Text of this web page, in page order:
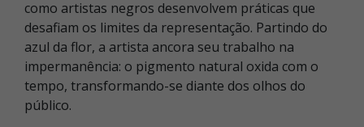
como artistas negros desenvolvem práticas que
desafiam os limites da representação. Partindo do
azul da flor, a artista ancora seu trabalho na
impermanência: o pigmento natural oxida com o
tempo, transformando-se diante dos olhos do
público.